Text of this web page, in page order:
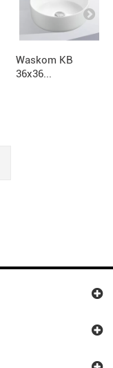
Waskom KB
36x36...